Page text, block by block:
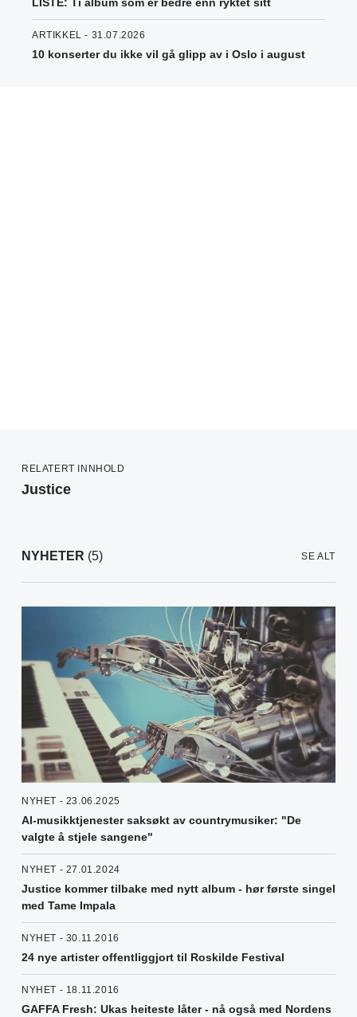
LISTE: Ti album som er bedre enn ryktet sitt
ARTIKKEL - 31.07.2026
10 konserter du ikke vil gå glipp av i Oslo i august
RELATERT INNHOLD
Justice
NYHETER (5) SE ALT
NYHET - 23.06.2025
AI-musikktjenester saksøkt av countrymusiker: "De
valgte å stjele sangene"
NYHET - 27.01.2024
Justice kommer tilbake med nytt album - hør første singel
med Tame Impala
NYHET - 30.11.2016
24 nye artister offentliggjort til Roskilde Festival
NYHET - 18.11.2016
GAFFA Fresh: Ukas heiteste låter - nå også med Nordens